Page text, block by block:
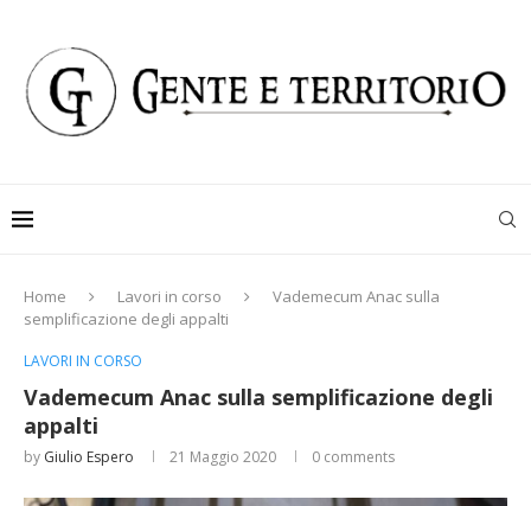
Home Lavori in corso
Vademecum Anac sulla
semplificazione degli appalti
LAVORI IN CORSO
Vademecum Anac sulla semplificazione degli
appalti
by Giulio Espero 21 Maggio 2020 0 comments